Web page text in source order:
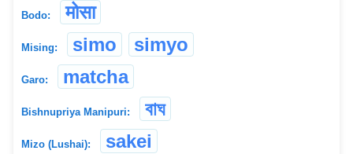
Bodo: मोसा
Mising: simo simyo
Garo: matcha
Bishnupriya Manipuri: বাঘ
Mizo (Lushai): sakei